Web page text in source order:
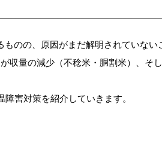
のの、原因がまだ解明されていない
収量の減少（不稔米・胴割米）、そ
害対策を紹介していきます。